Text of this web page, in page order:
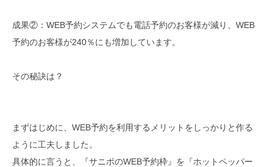
成果②：WEB予約システムでも電話予約のお客様が減り、WEB
予約のお客様が240％にも増加しています。
その秘訣は？
まずはじめに、WEB予約を利用するメリットをしっかりと作る
ように工夫しました。
具体的に言うと、『サニポのWEB予約枠』を『ホットペッパー